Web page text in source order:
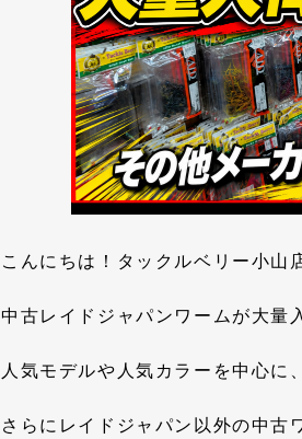
こんにちは！タックルベリー小山
中古レイドジャパンワームが大量
人気モデルや人気カラーを中心に
さらにレイドジャパン以外の中古